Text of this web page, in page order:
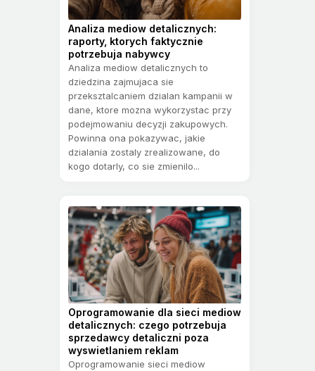
Analiza mediow detalicznych:
raporty, ktorych faktycznie
potrzebuja nabywcy
Analiza mediow detalicznych to
dziedzina zajmujaca sie
przeksztalcaniem dzialan kampanii w
dane, ktore mozna wykorzystac przy
podejmowaniu decyzji zakupowych.
Powinna ona pokazywac, jakie
dzialania zostaly zrealizowane, do
kogo dotarly, co sie zmienilo...
Oprogramowanie dla sieci mediow
detalicznych: czego potrzebuja
sprzedawcy detaliczni poza
wyswietlaniem reklam
Oprogramowanie sieci mediow